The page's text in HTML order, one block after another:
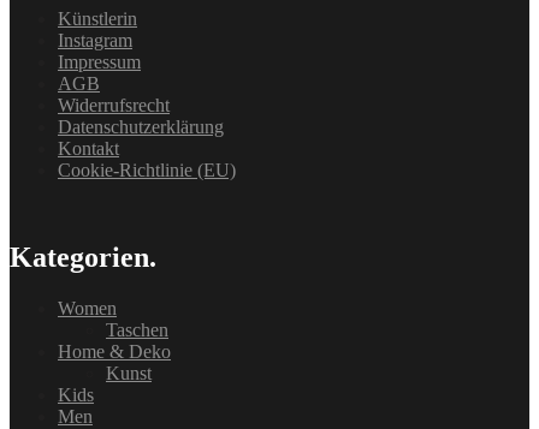
Künstlerin
Instagram
Impressum
AGB
Widerrufsrecht
Datenschutzerklärung
Kontakt
Cookie-Richtlinie (EU)
Kategorien.
Women
Taschen
Home & Deko
Kunst
Kids
Men